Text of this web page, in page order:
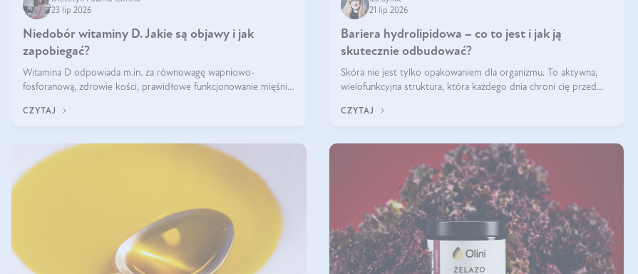
23 lip 2026
Niedobór witaminy D. Jakie są objawy i jak
zapobiegać?
Witamina D odpowiada m.in. za równowagę wapniowo-
fosforanową, zdrowie kości, prawidłowe funkcjonowanie mięśni i
pod wpływem słońca, niedobór witaminy D pozostaje częstym
CZYTAJ
21 lip 2026
Bariera hydrolipidowa – co to jest i jak ją
skutecznie odbudować?
Skóra nie jest tylko opakowaniem dla organizmu. To aktywna,
wielofunkcyjna struktura, która każdego dnia chroni cię przed
środowiskowymi. Jednym z jej kluczowych elementów jest
CZYTAJ